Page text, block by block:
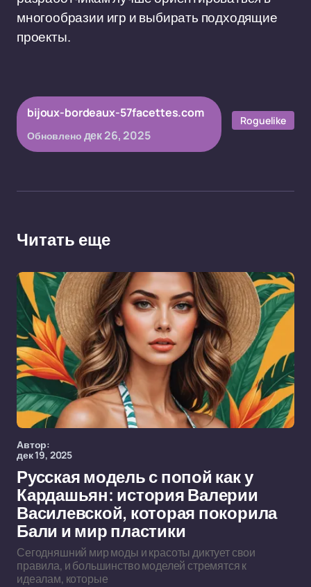
многообразии игр и выбирать подходящие
проекты.
bijoux-bordeaux-57facettes.com
Обновлено дек 26, 2025
Roguelike
Читать еще
Автор:
дек 19, 2025
Русская модель с попой как у
Кардашьян: история Валерии
Василевской, которая покорила
Бали и мир пластики
Сегодняшний мир моды и красоты диктует свои
правила, и большинство моделей стремятся к
идеалам, которые